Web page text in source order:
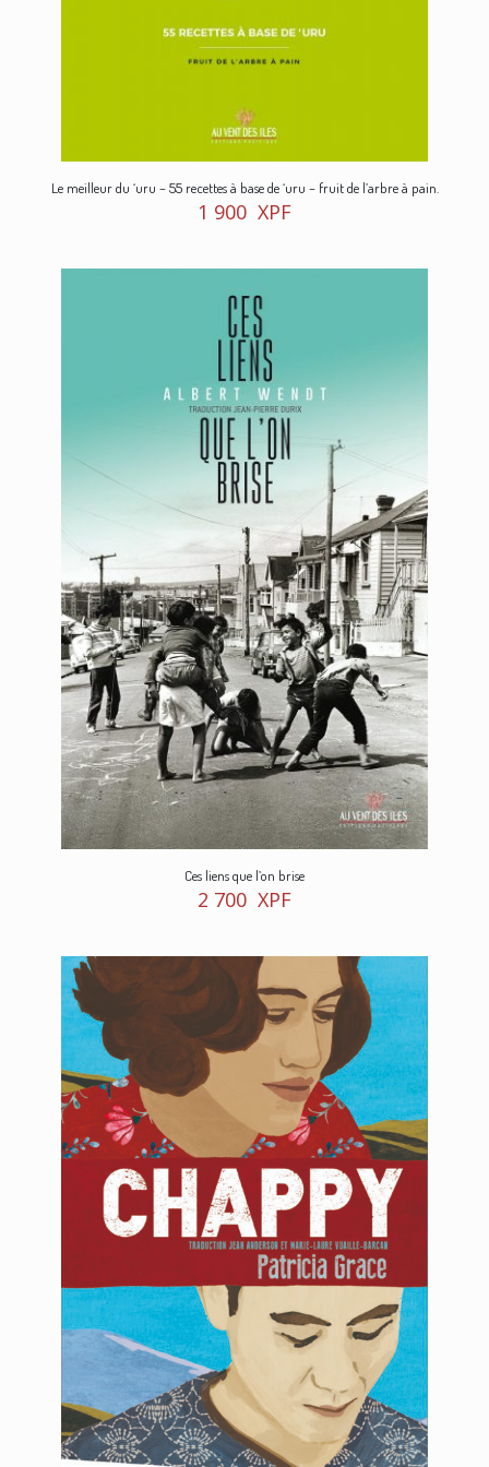
Le meilleur du ‘uru – 55 recettes à base de ‘uru – fruit de l’arbre à pain.
1 900 XPF
Ces liens que l’on brise
2 700 XPF